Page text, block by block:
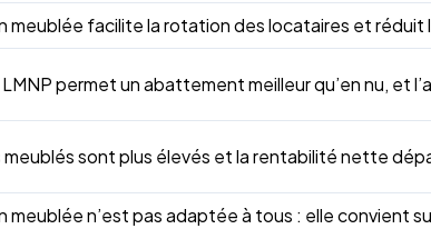
meublée facilite la rotation des locataires et réduit
permet un abattement meilleur qu’en nu, et
meublés sont plus élevés et la rentabilité nette
meublée n’est pas adaptée à tous : elle convient